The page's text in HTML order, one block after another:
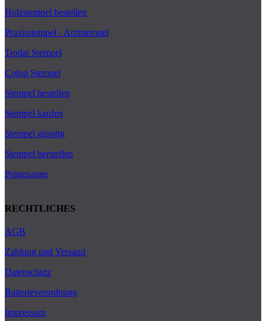
Holzstempel bestellen
Praxisstempel - Arztstempel
Trodat Stempel
Colop Stempel
Stempel bestellen
Stempel kaufen
Stempel günstig
Stempel herstellen
Prägezange
RECHTLICHES
AGB
Zahlung und Versand
Datenschutz
Batterieverordnung
Impressum